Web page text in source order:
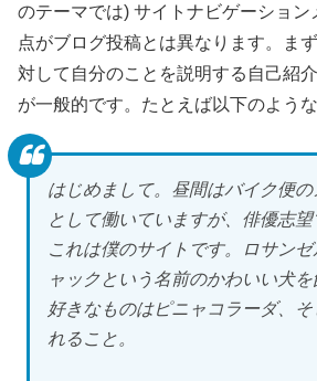
のテーマでは) サイトナビゲーション
点がブログ投稿とは異なります。ま
対して自分のことを説明する自己紹
が一般的です。たとえば以下のような
はじめまして。昼間はバイク便
として働いていますが、俳優志望
これは僕のサイトです。ロサン
ャックという名前のかわいい犬を
好きなものはピニャコラーダ、
れること。